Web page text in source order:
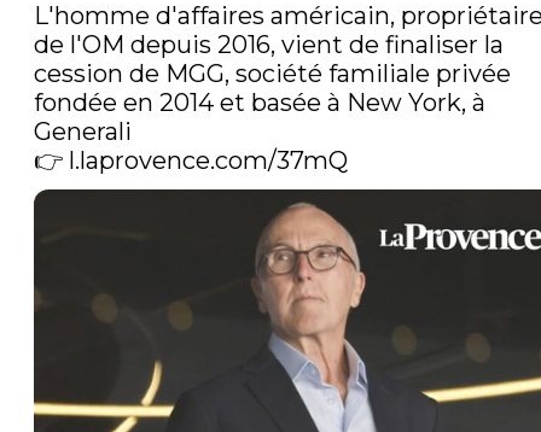
L'homme d'affaires américain,
de l'OM depuis 2016, vient de finaliser la
cession de MGG, société familiale privée
fondée en 2014 et basée à New York, à
Generali
👉 l.laprovence.com/37mQ